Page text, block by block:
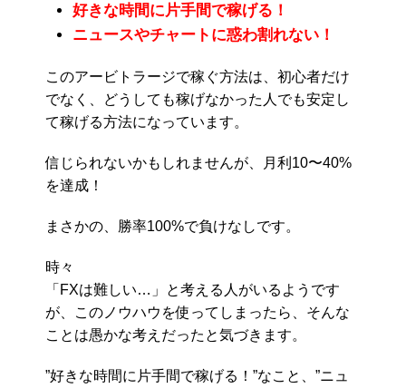
好きな時間に片手間で稼げる！
ニュースやチャートに惑わ割れない！
このアービトラージで稼ぐ方法は、初心者だけ
でなく、どうしても稼げなかった人でも安定し
て稼げる方法になっています。
信じられないかもしれませんが、月利10〜40%
を達成！
まさかの、勝率100%で負けなしです。
時々
「FXは難しい…」と考える人がいるようです
が、このノウハウを使ってしまったら、そんな
ことは愚かな考えだったと気づきます。
”好きな時間に片手間で稼げる！”なこと、”ニュ